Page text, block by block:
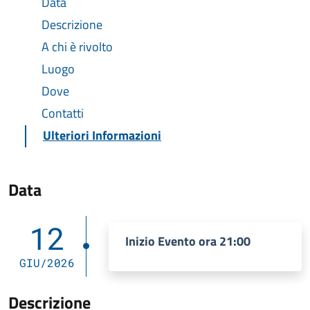
Descrizione
A chi è rivolto
Luogo
Dove
Contatti
Ulteriori Informazioni
Data
12
GIU/2026
Inizio Evento ora 21:00
Descrizione